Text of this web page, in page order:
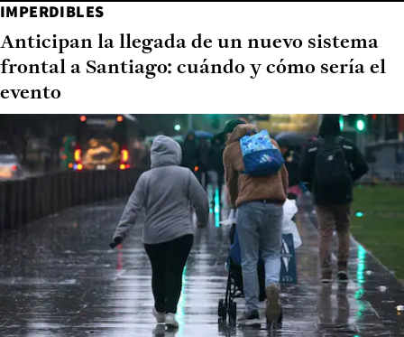
IMPERDIBLES
Anticipan la llegada de un nuevo sistema
frontal a Santiago: cuándo y cómo sería el
evento